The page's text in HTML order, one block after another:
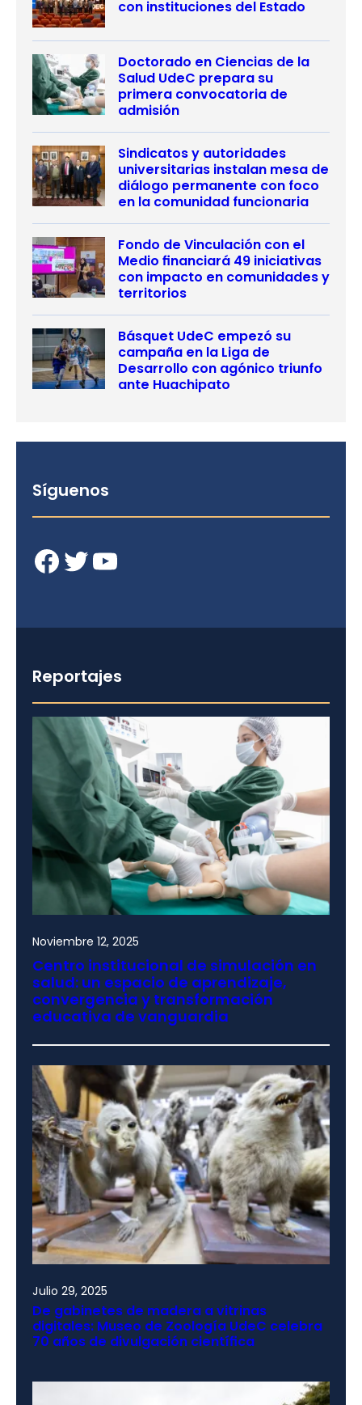
con instituciones del Estado
Doctorado en Ciencias de la
Salud UdeC prepara su
primera convocatoria de
admisión
Sindicatos y autoridades
universitarias instalan mesa de
diálogo permanente con foco
en la comunidad funcionaria
Fondo de Vinculación con el
Medio financiará 49 iniciativas
con impacto en comunidades y
territorios
Básquet UdeC empezó su
campaña en la Liga de
Desarrollo con agónico triunfo
ante Huachipato
Síguenos
Facebook Twitter YouTube
Reportajes
Noviembre 12, 2025
Centro institucional de simulación en
salud: un espacio de aprendizaje,
convergencia y transformación
educativa de vanguardia
Julio 29, 2025
De gabinetes de madera a vitrinas
digitales: Museo de Zoología UdeC celebra
70 años de divulgación científica